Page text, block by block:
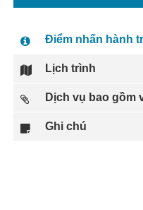
Điểm nhấn hành
Lịch trình
Dịch vụ bao gồm
Ghi chú